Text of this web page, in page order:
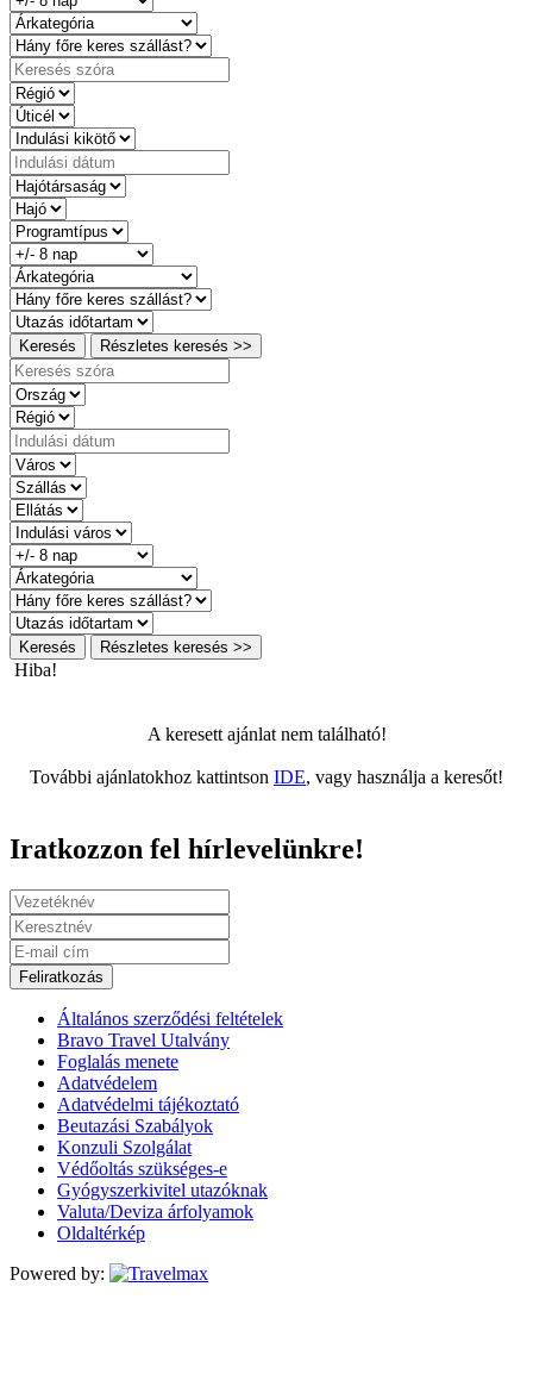
Keresés Részletes keresés >>
Keresés Részletes keresés >>
Hiba!
A keresett ajánlat nem található!
További ajánlatokhoz kattintson IDE, vagy használja a keresőt!
Iratkozzon fel hírlevelünkre!
Feliratkozás
Általános szerződési feltételek
Bravo Travel Utalvány
Foglalás menete
Adatvédelem
Adatvédelmi tájékoztató
Beutazási Szabályok
Konzuli Szolgálat
Védőoltás szükséges-e
Gyógyszerkivitel utazóknak
Valuta/Deviza árfolyamok
Oldaltérkép
Powered by: